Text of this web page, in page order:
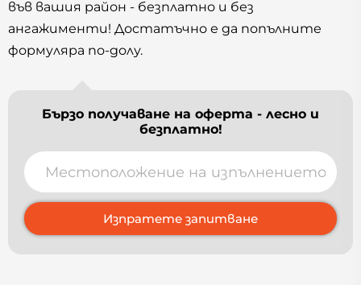
във вашия район - безплатно и без
ангажименти! Достатъчно е да попълните
формуляра по-долу.
Бързо получаване на оферта - лесно и
безплатно!
Изпратете запитване